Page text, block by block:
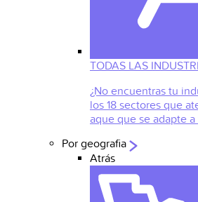
TODAS LAS
¿No encuentras tu
los 18 sectores que
aque que se adapte
Por geografia
Atrás